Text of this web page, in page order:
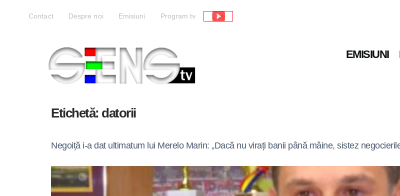
Contact Despre noi Emisiuni Program tv Live
EMISIUNI
Etichetă: datorii
Negoiță i-a dat ultimatum lui Merelo Marin: „Dacă nu virați banii până mâine, sistez